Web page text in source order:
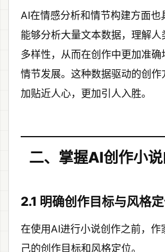
AI在情感分析和情节构建方面也
能够分析大量文本数据，理解人
多样性，从而在创作中更加准确
情节发展。这种数据驱动的创作
加贴近人心，更加引人入胜。
二、掌握AI创作小
2.1 明确创作目标与风格
在使用AI进行小说创作之前，作
己的创作目标和风格定位。